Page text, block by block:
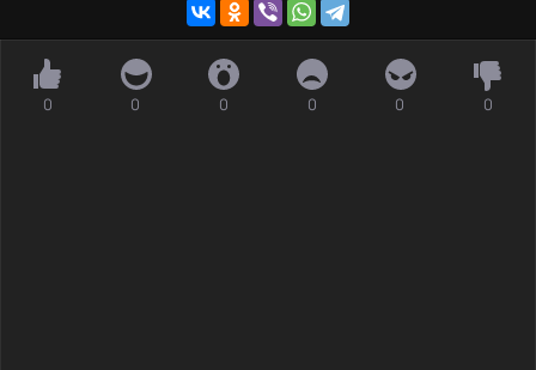
0 0 0 0 0 0